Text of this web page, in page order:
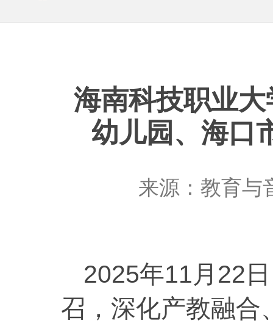
海南科技职业
幼儿园、海口
来源： 教育与
2025年11月22
召，深化产教融合